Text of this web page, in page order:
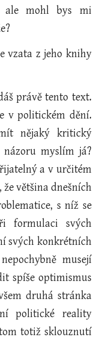
mohl bys mi
vzata z jeho knihy
právě tento text.
v politickém dění.
nějaký kritický
názoru myslím já?
a v určitém
většina dnešních
s níž se
formulaci svých
svých konkrétních
musejí
spíše optimismus
druhá stránka
politické reality
totiž sklouznutí